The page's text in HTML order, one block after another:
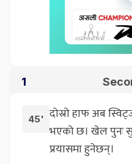
1
45' दोस्रो हाफ अब
भएको छ। खेल पुनः सुरु
प्रयासमा हुनेछन्।